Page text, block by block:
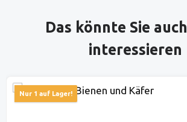
Produktgalerie überspringen
Das könnte Sie
interessieren
Nur 1 auf Lager!